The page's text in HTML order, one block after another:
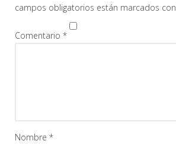
campos obligatorios están marcados con
Comentario *
Nombre *